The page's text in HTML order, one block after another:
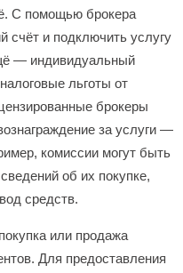
С помощью брокера
счёт и подключить услугу
— индивидуальный
льготы от
брокеры
за услуги —
комиссии могут быть
об их покупке,
средств.
или продажа
Для предоставления